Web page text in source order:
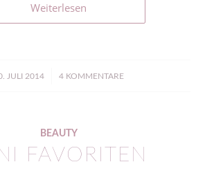
Weiterlesen
JULI 2014
/ 4 KOMMENTARE
BEAUTY
FAVORITEN